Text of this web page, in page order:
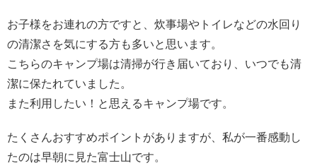
お子様をお連れの方ですと、炊事場やトイレなどの水回り
の清潔さを気にする方も多いと思います。
こちらのキャンプ場は清掃が行き届いており、いつでも清
潔に保たれていました。
また利用したい！と思えるキャンプ場です。
たくさんおすすめポイントがありますが、私が一番感動し
たのは早朝に見た富士山です。